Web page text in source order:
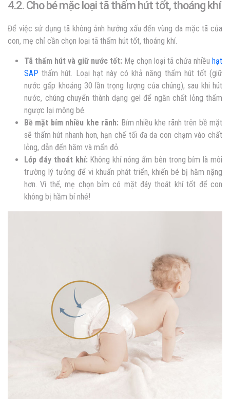
4.2. Cho bé mặc loại tã thấm hút tốt, thoáng khí
Để việc sử dụng tã không ảnh hưởng xấu đến vùng da mặc tã của
con, mẹ chỉ cần chọn loại tã thấm hút tốt, thoáng khí.
Tã thấm hút và giữ nước tốt: Mẹ chọn loại tã chứa nhiều hạt
SAP thấm hút. Loại hạt này có khả năng thấm hút tốt (giữ
nước gấp khoảng 30 lần trọng lượng của chúng), sau khi hút
nước, chúng chuyển thành dạng gel để ngăn chất lỏng thấm
ngược lại mông bé.
Bề mặt bỉm nhiều khe rãnh: Bỉm nhiều khe rãnh trên bề mặt
sẽ thấm hút nhanh hơn, hạn chế tối đada con chạm vào chất
lỏng, dẫn đến hăm và mẩn đỏ.
Lớp đáy thoát khí: Không khí nóng ẩm bên trong bỉm là môi
trường lý tưởng để vi khuẩn phát triển, khiến bé bị hăm nặng
hơn. Vì thế, mẹ chọn bỉm có mặt đáy thoát khí tốt để con
không bị hầm bí nhé!